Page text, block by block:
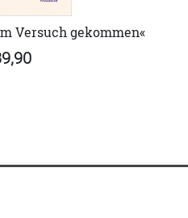
Versuch gekommen«